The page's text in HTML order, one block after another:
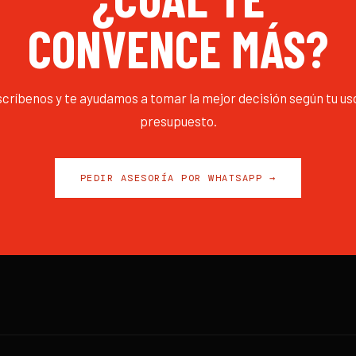
CONVENCE MÁS?
y te ayudamos a tomar la mejor decisión según tu
presupuesto.
PEDIR ASESORÍA POR WHATSAPP →